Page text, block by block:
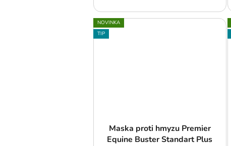
NOVINKA
TIP
Maska proti hmyzu Premier
Equine Buster Standart Plus